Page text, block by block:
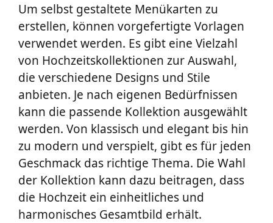
Um selbst gestaltete Menükarten zu
erstellen, können vorgefertigte Vorlagen
verwendet werden. Es gibt eine Vielzahl
von Hochzeitskollektionen zur Auswahl,
die verschiedene Designs und Stile
anbieten. Je nach eigenen Bedürfnissen
kann die passende Kollektion ausgewählt
werden. Von klassisch und elegant bis hin
zu modern und verspielt, gibt es für jeden
Geschmack das richtige Thema. Die Wahl
der Kollektion kann dazu beitragen, dass
die Hochzeit ein einheitliches und
harmonisches Gesamtbild erhält.